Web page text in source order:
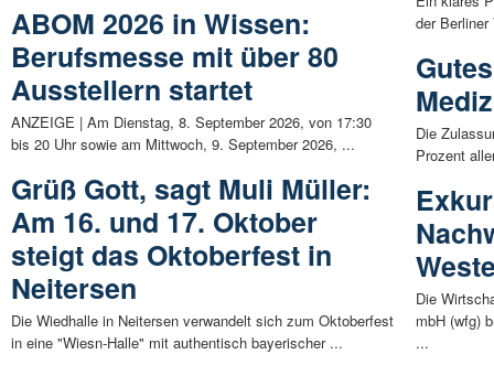
ABOM 2026 in Wissen:
Berufsmesse mit über 80
Ausstellern startet
ANZEIGE | Am Dienstag, 8. September 2026, von 17:30
bis 20 Uhr sowie am Mittwoch, 9. September 2026, ...
Grüß Gott, sagt Muli Müller:
Am 16. und 17. Oktober
steigt das Oktoberfest in
Neitersen
Die Wiedhalle in Neitersen verwandelt sich zum Oktoberfest
in eine "Wiesn-Halle" mit authentisch bayerischer ...
der
Die
Prozent
Die
mbH (wfg)
...